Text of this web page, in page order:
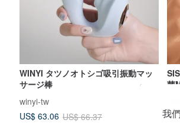
WINYI タツノオトシゴ吸引振動マッ
サージ棒
winyi-tw
US$ 63.06 US$ 66.37
菌
我